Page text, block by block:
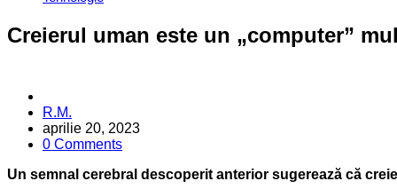
Creierul uman este un „computer”
Posted
by
R.M.
aprilie 20, 2023
0 Comments
Un semnal cerebral descoperit anterior sugerează că